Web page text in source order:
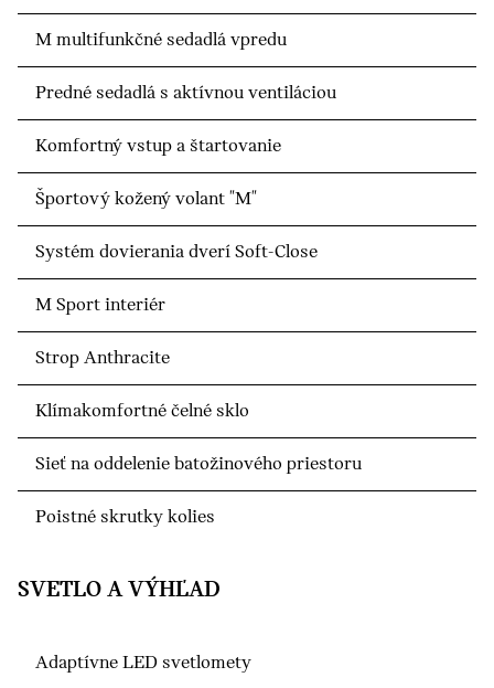
M multifunkčné sedadlá vpredu
Predné sedadlá s aktívnou ventiláciou
Komfortný vstup a štartovanie
Športový kožený volant "M"
Systém dovierania dverí Soft-Close
M Sport interiér
Strop Anthracite
Klímakomfortné čelné sklo
Sieť na oddelenie batožinového priestoru
Poistné skrutky kolies
SVETLO A VÝHĽAD
Adaptívne LED svetlomety